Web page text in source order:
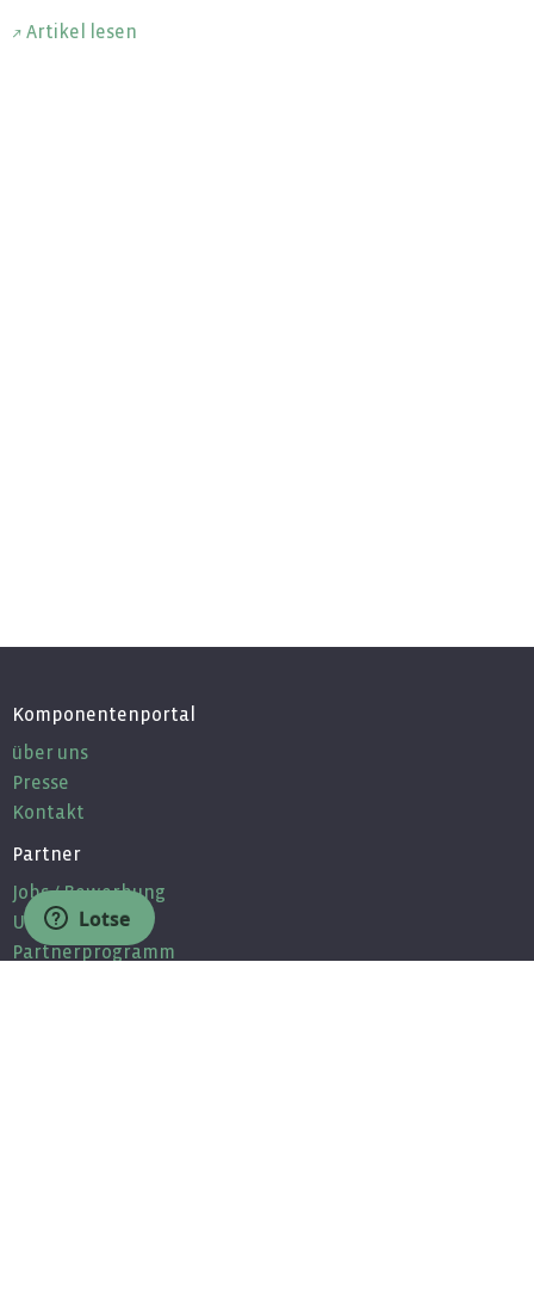
Artikel lesen
Komponentenportal
über uns
Presse
Kontakt
Partner
Jobs / Bewerbung
Unsere Partner
Partnerprogramm
Lotse